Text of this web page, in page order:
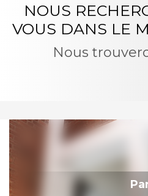
NOUS
VOUS DANS LE
Nous